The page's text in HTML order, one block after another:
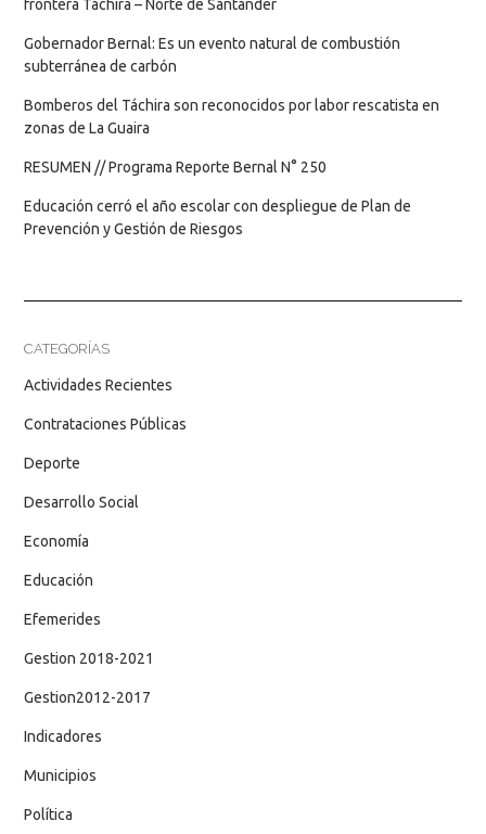
frontera Táchira – Norte de Santander
Gobernador Bernal: Es un evento natural de combustión
subterránea de carbón
Bomberos del Táchira son reconocidos por labor rescatista en
zonas de La Guaira
RESUMEN // Programa Reporte Bernal N° 250
Educación cerró el año escolar con despliegue de Plan de
Prevención y Gestión de Riesgos
CATEGORÍAS
Actividades Recientes
Contrataciones Públicas
Deporte
Desarrollo Social
Economía
Educación
Efemerides
Gestion 2018-2021
Gestion2012-2017
Indicadores
Municipios
Política